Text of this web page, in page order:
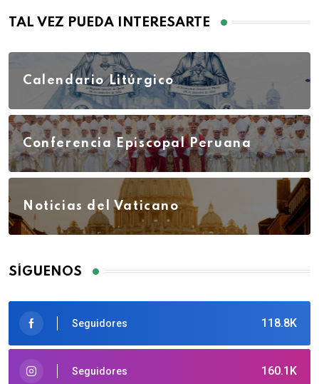
TAL VEZ PUEDA INTERESARTE
Calendario Litúrgico
Conferencia Episcopal Peruana
Noticias del Vaticano
SÍGUENOS
118.8K
Seguidores
160.1K
Seguidores